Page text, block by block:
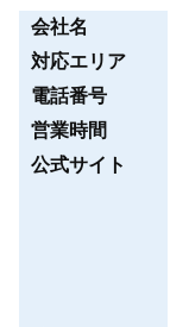
会社名
対応エリア
電話番号
営業時間
公式サイト